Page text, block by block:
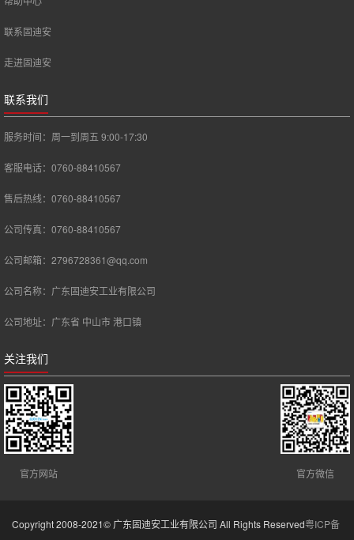
联系固迪安
走进固迪安
联系我们
服务时间：周一到周五 9:00-17:30
客服电话：0760-88410567
售后热线：0760-88410567
公司传真：0760-88410567
公司邮箱：2796728361@qq.com
公司名称：广东固迪安工业有限公司
公司地址：广东省 中山市 港口镇
关注我们
官方网站 官方微信
Copyright 2008-2021© 广东固迪安工业有限公司 All Rights Reserved粤ICP备